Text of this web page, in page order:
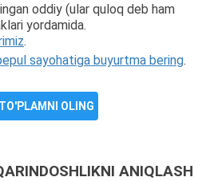
oddiy (ular quloq deb ham
yordamida.
.
sayohatiga buyurtma bering.
OLING
ANIQLASH